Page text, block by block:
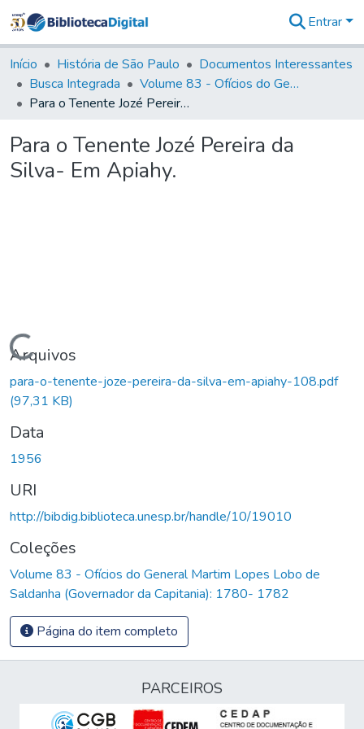
&
Coleções
Tudo na
Biblioteca
Estatísticas
Entrar
Início História de São Paulo
Documentos Interessantes
Busca Integrada
Volume 83 - Ofícios do General Martim Lopes Lobo de Saldanha (Governador da Capitania): 1780- 1782
Para o Tenente Jozé Pereira da Silva- Em Apiahy.
Para o Tenente Jozé Pereira da
Silva- Em Apiahy.
Carregando...
Arquivos
para-o-tenente-joze-pereira-da-silva-em-apiahy-108.pdf
(97,31 KB)
Data
1956
URI
http://bibdig.biblioteca.unesp.br/handle/10/19010
Coleções
Volume 83 - Ofícios do General Martim Lopes Lobo de
Saldanha (Governador da Capitania): 1780- 1782
Página do item completo
PARCEIROS